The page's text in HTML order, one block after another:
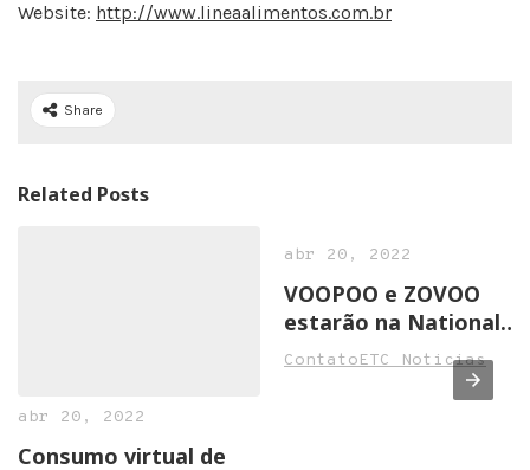
Website: http://www.lineaalimentos.com.br
Share
Related Posts
abr 20, 2022
Consumo virtual de
abr 20, 2022
VOOPOO e ZOVOO
estarão na National
Convenience Show
2022 em Birmingham
ContatoETC Noticias